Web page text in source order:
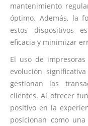
mantenimiento
óptimo. Además, la
estos dispositivos
eficacia y minimizar
El uso de
evolución
gestionan las
clientes. Al ofrecer
positivo en la
posicionan como